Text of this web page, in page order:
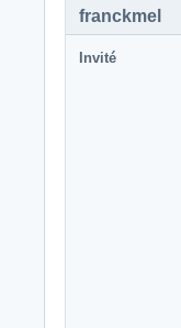
franckmel
Invité